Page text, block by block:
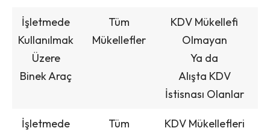
İşletmede
Kullanılmak
Üzere
Binek Araç
Tüm
Mükellefler
KDV Mükellefi
Olmayan
Ya da
Alışta KDV
İstisnası Olanlar
İşletmede
Tüm
KDV Mükellefleri